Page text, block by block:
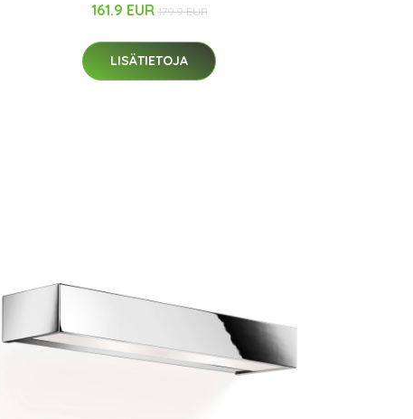
161.9 EUR 179.9 EUR
LISÄTIETOJA